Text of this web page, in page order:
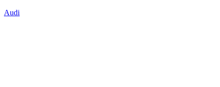
Audi